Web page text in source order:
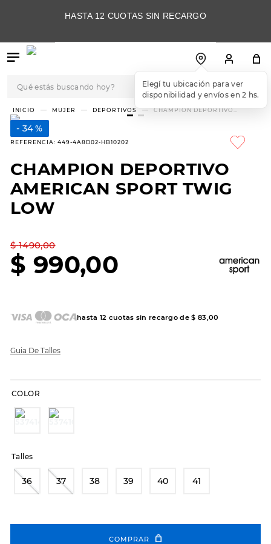
HASTA 12 CUOTAS SIN RECARGO
Elegí tu ubicación para ver
disponibilidad y envíos en 2 hs.
MUJER DEPORTIVOS
CHAMPION DEPORTIVO
34 %
REFERENCIA: 449-4A8D02-HB10202
CHAMPION DEPORTIVO
AMERICAN SPORT TWIG
LOW
$ 1490,00
$ 990,00
hasta 12 cuotas sin recargo de$ 83 00
Guia De Talles
COLOR
Talles
36 37 38 39 40 41
COMPRAR
TÉRMINOS MÁS
BUSCADOS
3.
skechers slip-ins